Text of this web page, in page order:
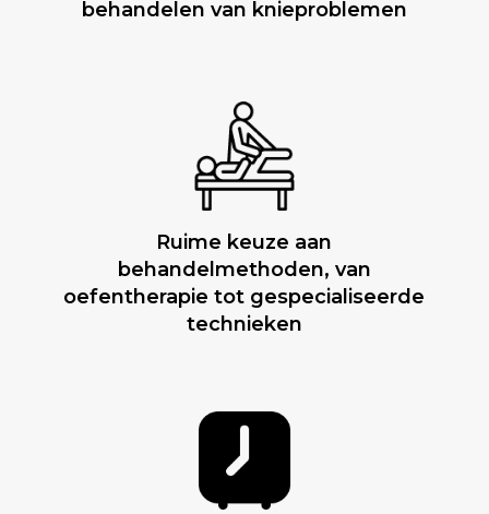
behandelen van knieproblemen
Ruime keuze aan
behandelmethoden, van
oefentherapie tot gespecialiseerde
technieken